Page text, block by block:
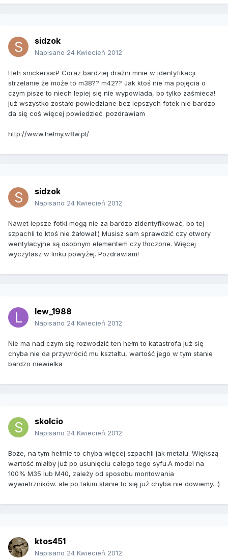
sidzok
Napisano 24 Kwiecień 2012
Heh snickersa:P Coraz bardziej drażni mnie w identyfikacji
strzelanie że może to m38?? m42?? Jak ktoś nie ma pojęcia o
czym pisze to niech lepiej się nie wypowiada, bo tylko zaśmieca!
już wszystko zostało powiedziane bez lepszych fotek nie bardzo
da się coś więcej powiedzieć. pozdrawiam
http://www.helmy.w8w.pl/
sidzok
Napisano 24 Kwiecień 2012
Nawet lepsze fotki mogą nie za bardzo zidentyfikować, bo tej
szpachli to ktoś nie żałował:) Musisz sam sprawdzić czy otwory
wentylacyjne są osobnym elementem czy tłoczone. Więcej
wyczytasz w linku powyżej. Pozdrawiam!
lew_1988
Napisano 24 Kwiecień 2012
Nie ma nad czym się rozwodzić ten hełm to katastrofa już się
chyba nie da przywrócić mu kształtu, wartość jego w tym stanie
bardzo niewielka
skolcio
Napisano 24 Kwiecień 2012
Boże, na tym hełmie to chyba więcej szpachli jak metalu. Większą
wartość miałby już po usunięciu całego tego syfu.A model na
100% M35 lub M40, zależy od sposobu montowania
wywietrzników. ale po takim stanie to się już chyba nie dowiemy. :)
ktos451
Napisano 24 Kwiecień 2012